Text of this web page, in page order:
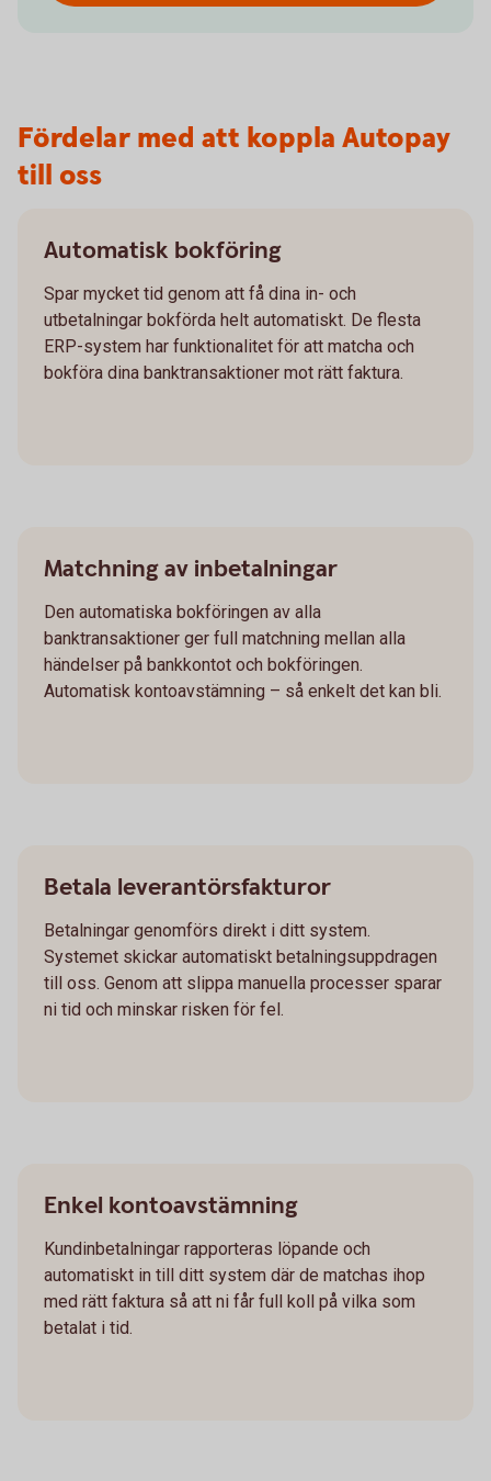
Fördelar med att koppla Autopay
till oss
Automatisk bokföring
Spar mycket tid genom att få dina in- och
utbetalningar bokförda helt automatiskt. De flesta
ERP-system har funktionalitet för att matcha och
bokföra dina banktransaktioner mot rätt faktura.
Matchning av inbetalningar
Den automatiska bokföringen av alla
banktransaktioner ger full matchning mellan alla
händelser på bankkontot och bokföringen.
Automatisk kontoavstämning – så enkelt det kan bli.
Betala leverantörsfakturor
Betalningar genomförs direkt i ditt system.
Systemet skickar automatiskt betalningsuppdragen
till oss. Genom att slippa manuella processer sparar
ni tid och minskar risken för fel.
Enkel kontoavstämning
Kundinbetalningar rapporteras löpande och
automatiskt in till ditt system där de matchas ihop
med rätt faktura så att ni får full koll på vilka som
betalat i tid.